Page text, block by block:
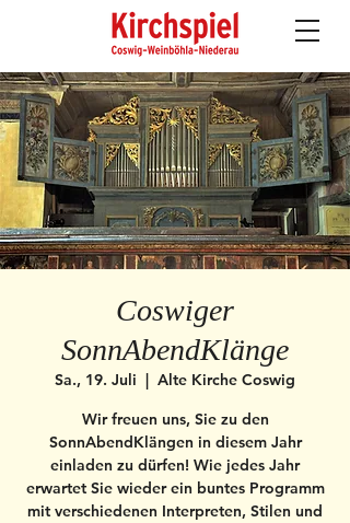
Coswiger
SonnAbendKlänge
Sa., 19. Juli
  |
Alte Kirche Coswig
Wir freuen uns, Sie zu den
SonnAbendKlängen in diesem Jahr
einladen zu dürfen! Wie jedes Jahr
erwartet Sie wieder ein buntes Programm
mit verschiedenen Interpreten, Stilen und